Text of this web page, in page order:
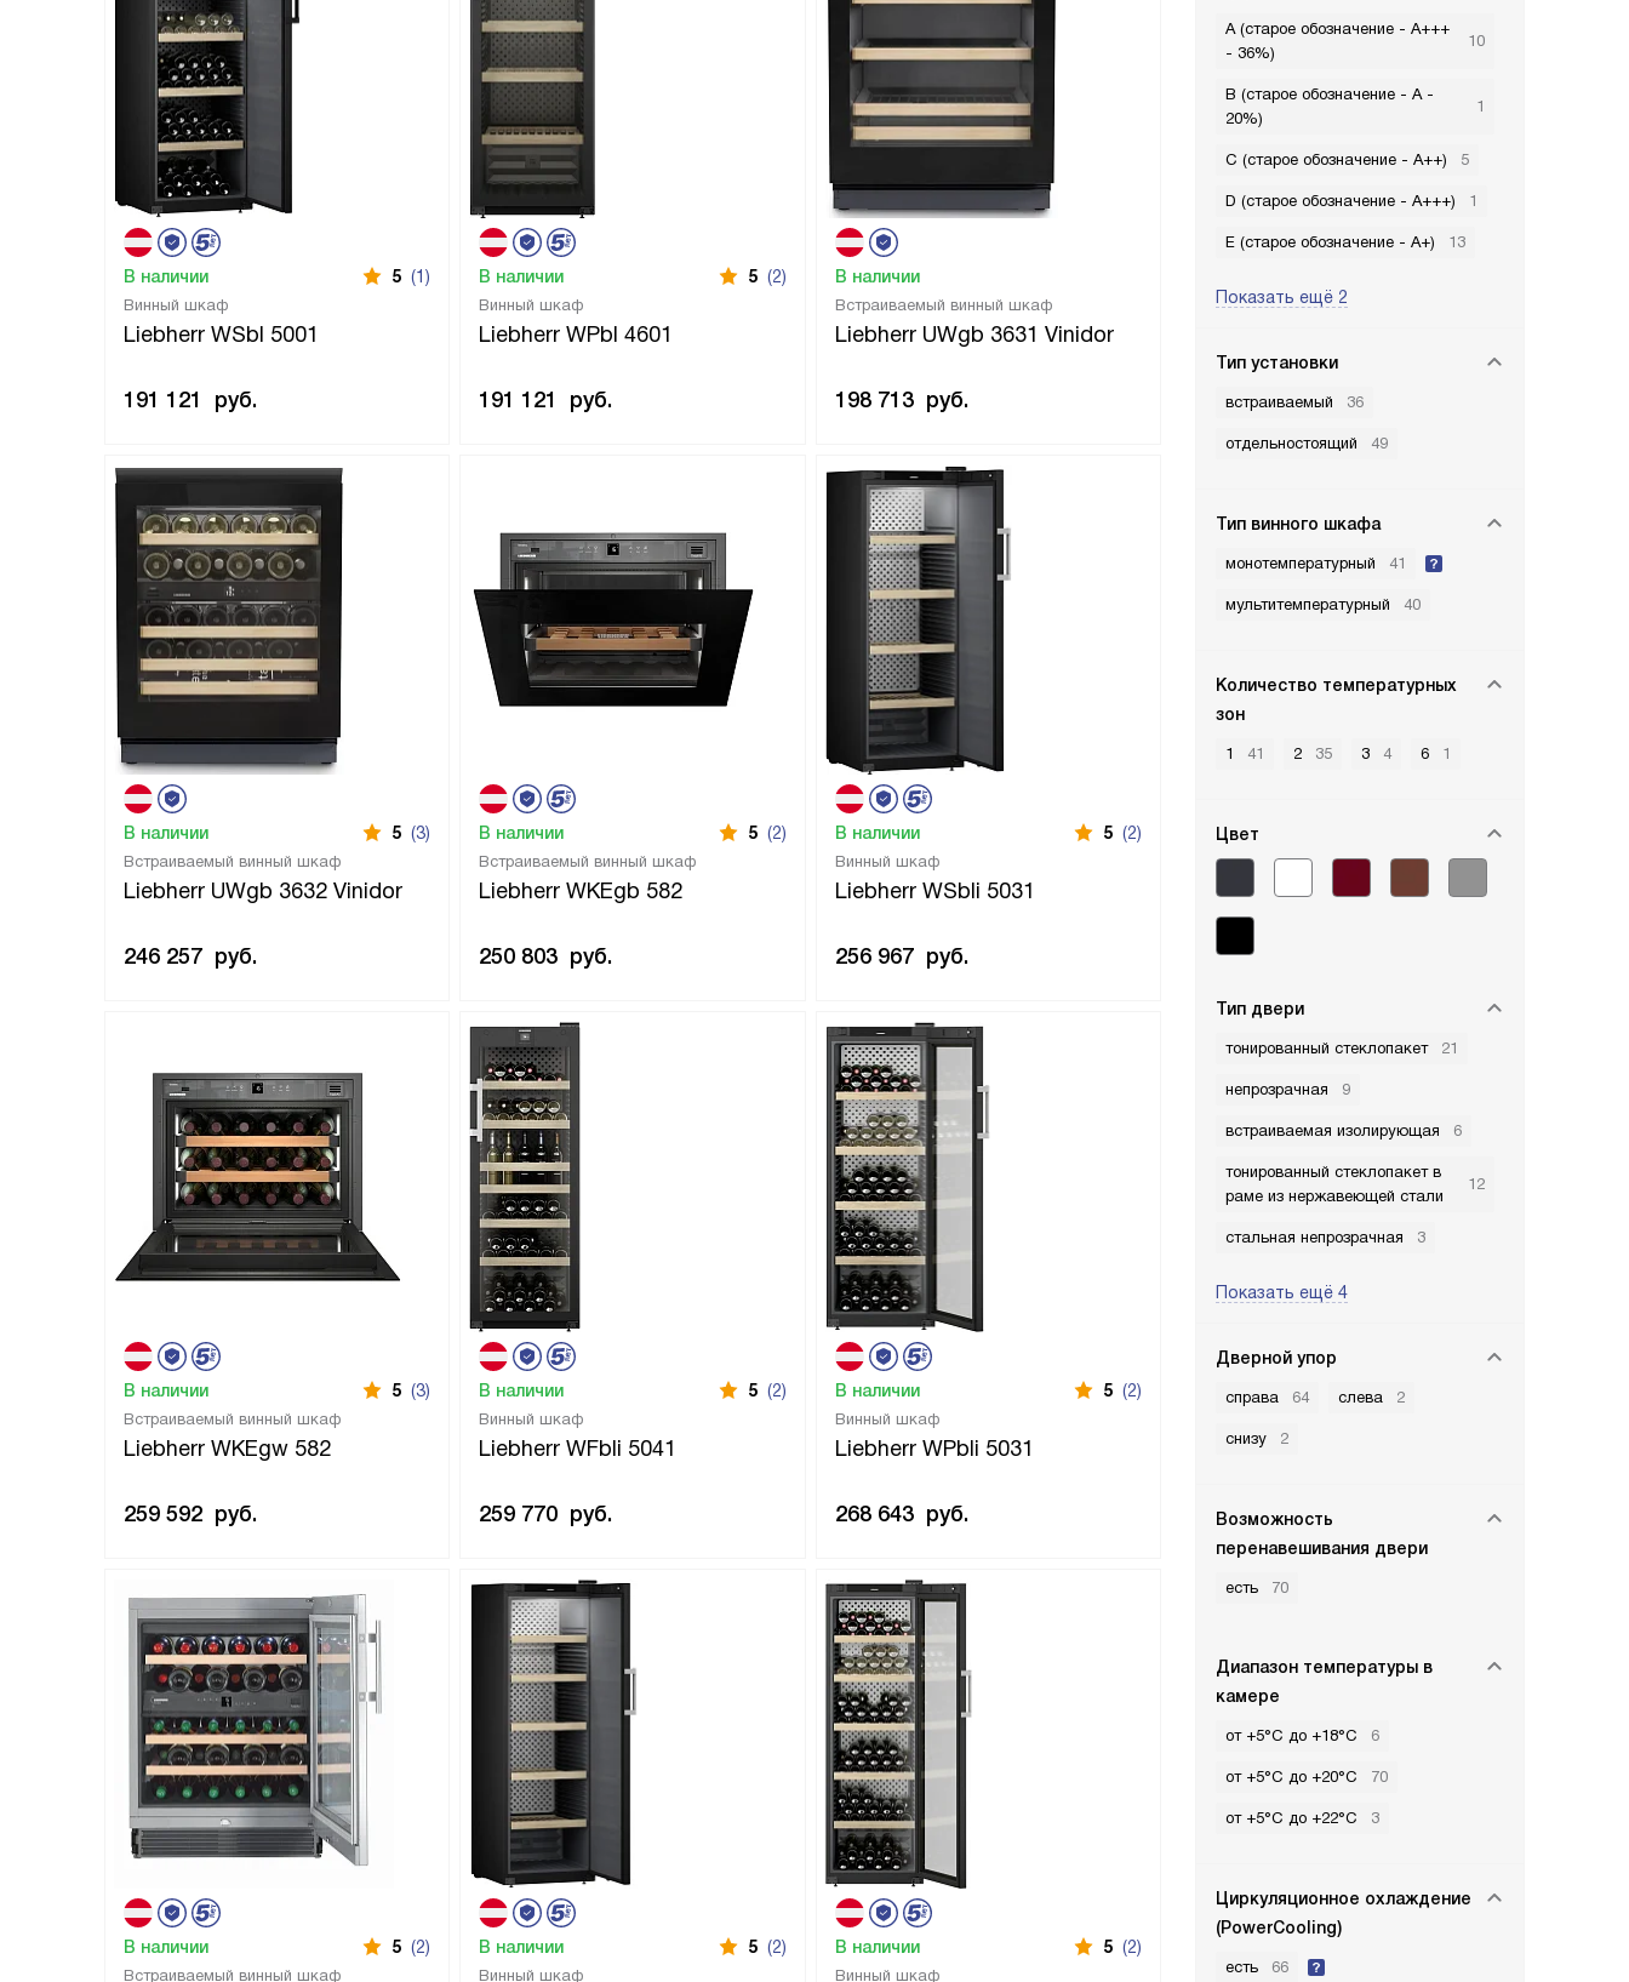
A (старое обозначение - A+++
- 36%)
10
B (старое обозначение - A -
20%)
1
C (старое обозначение - A++) 5
D (старое обозначение - A+++) 1
E (старое обозначение - A+) 13
Показать ещё 2
Тип установки
встраиваемый 36
отдельностоящий 49
Тип винного шкафа
монотемпературный 41
мультитемпературный 40
Количество температурных
зон
1 41 2 35 3 4 6 1
Цвет
Тип двери
тонированный стеклопакет 21
непрозрачная 9
встраиваемая изолирующая 6
тонированный стеклопакет в
раме из нержавеющей стали
12
стальная непрозрачная 3
Показать ещё 4
Дверной упор
справа 64 слева 2
снизу 2
Возможность
перенавешивания двери
есть 70
Диапазон температуры в
камере
от +5°C до +18°C 6
от +5°C до +20°C 70
от +5°C до +22°C 3
Циркуляционное охлаждение
(PowerCooling)
есть 66
Винный шкаф
Liebherr WSbl 5001
В наличии 5 (1)
191 121 руб.
Винный шкаф
Liebherr WPbl 4601
В наличии 5 (2)
191 121 руб.
Встраиваемый винный шкаф
Liebherr UWgb 3631 Vinidor
В наличии
198 713 руб.
Встраиваемый винный шкаф
Liebherr UWgb 3632 Vinidor
В наличии 5 (3)
246 257 руб.
Встраиваемый винный шкаф
Liebherr WKEgb 582
В наличии 5 (2)
250 803 руб.
Винный шкаф
Liebherr WSbli 5031
В наличии 5 (2)
256 967 руб.
Встраиваемый винный шкаф
Liebherr WKEgw 582
В наличии 5 (3)
259 592 руб.
Винный шкаф
Liebherr WFbli 5041
В наличии 5 (2)
259 770 руб.
Винный шкаф
Liebherr WPbli 5031
В наличии 5 (2)
268 643 руб.
Встраиваемый винный шкаф
В наличии 5 (2)
Винный шкаф
В наличии 5 (2)
Винный шкаф
В наличии 5 (2)